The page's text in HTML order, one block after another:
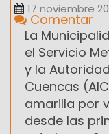
17 noviembre
Comentar
La
el Servicio
y la
Cuencas
amarilla por
desde las